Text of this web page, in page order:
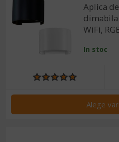
Aplica
dimabila
WiFi,
Tuya/
In stoc
Alege